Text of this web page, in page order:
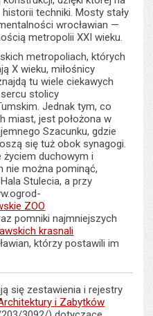
techniki. Mosty stały
wrocławian —
metropolii XXI wieku.
metropoliach, których
X wieku, miłośnicy
tu wiele ciekawych
sercu stolicy
Jednak tym, co
miast, jest położona w
Szacunku, gdzie
się tuż obok synagogi.
duchowym i
nie można pominąć,
Stulecia, a przy
ZOO
pomniki najmniejszych
krasnali
którzy postawili im
się zestawienia i rejestry
i Zabytków